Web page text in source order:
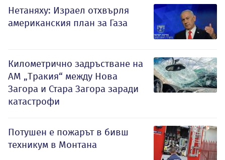
Нетаняху: Израел отхвърля
американския план за Газа
Километрично задръстване на
АМ „Тракия“ между Нова
Загора и Стара Загора заради
катастрофи
Потушен е пожарът в бивш
техникум в Монтана